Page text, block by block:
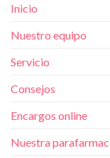
Inicio
Nuestro equipo
Servicio
Consejos
Encargos online
Nuestra